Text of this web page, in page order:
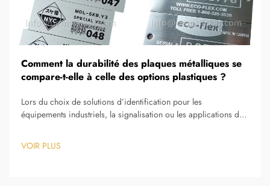
Comment la durabilité des plaques métalliques se
compare-t-elle à celle des options plastiques ?
Lors du choix de solutions d’identification pour les
équipements industriels, la signalisation ou les applications de
et des alternatives en plastique a un impact significatif sur les
performances à long terme et sur l’efficacité économique.
VOIR PLUS